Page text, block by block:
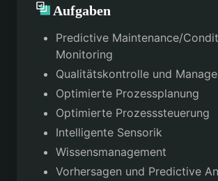
Aufgaben
Predictive Maintenance/
Monitoring
Qualitätskontrolle und
Optimierte Prozessplanung
Optimierte Prozesssteuerung
Intelligente Sensorik
Wissensmanagement
Vorhersagen und Predictive